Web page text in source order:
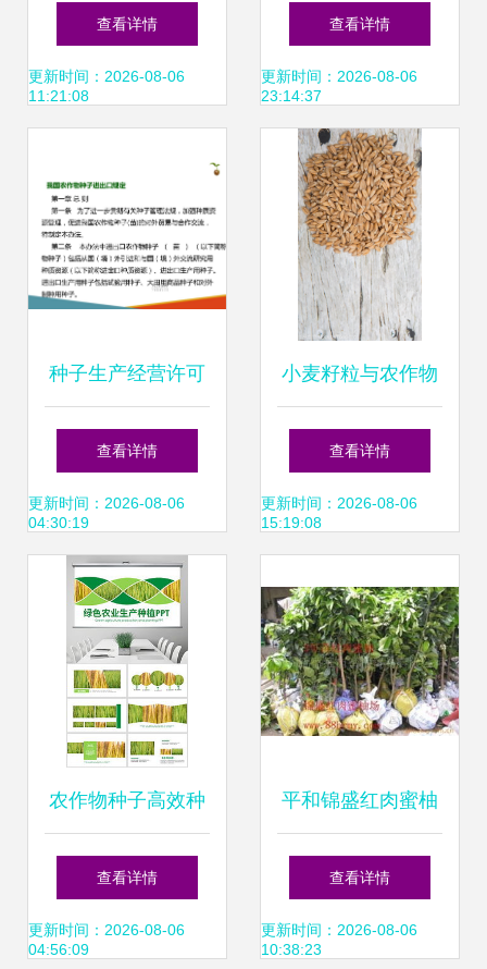
世界的6种农作物
种子
查看详情
更新时间：2026-08-06
11:21:08
国家支持作物助力
农民抢先种植
查看详情
更新时间：2026-08-06
23:14:37
种子生产经营许可
管理与我国农作物
种子进出口规定的
协调路径
查看详情
更新时间：2026-08-06
04:30:19
小麦籽粒与农作物
种子 奥秘与价值
查看详情
更新时间：2026-08-06
15:19:08
农作物种子高效种
植指南 从选种到丰
收的实战模板
查看详情
更新时间：2026-08-06
04:56:09
平和锦盛红肉蜜柚
贸易 精选农作物种
子与种苗产品列表
查看详情
更新时间：2026-08-06
10:38:23